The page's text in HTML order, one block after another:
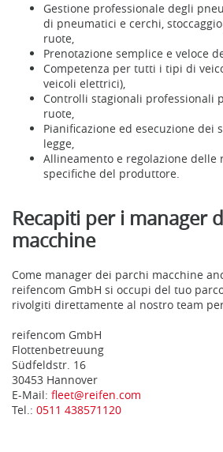
Gestione professionale degli
di pneumatici e cerchi,
ruote,
Prenotazione semplice e veloce
Competenza per tutti i tipi di
veicoli elettrici),
Controlli stagionali professionali
ruote,
Pianificazione ed esecuzione dei
legge,
Allineamento e regolazione delle
specifiche del produttore.
Recapiti per i manager
macchine
Come manager dei parchi macchine
reifencom GmbH si occupi del tuo
rivolgiti direttamente al nostro team
reifencom GmbH
Flottenbetreuung
Südfeldstr. 16
30453 Hannover
E-Mail: fleet@reifen.com
Tel.: 0511 438571120